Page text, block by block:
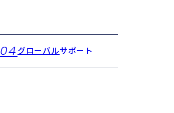
04グローバルサポート